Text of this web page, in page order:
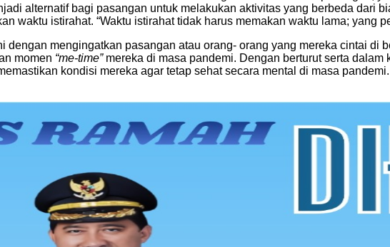
alternatif bagi pasangan untuk melakukan aktivitas yang berbeda dari
waktu istirahat. “Waktu istirahat tidak harus memakan waktu lama; yang
dengan mengingatkan pasangan atau orang- orang yang mereka cintai di
momen “me-time” mereka di masa pandemi. Dengan berturut serta
kondisi mereka agar tetap sehat secara mental di masa